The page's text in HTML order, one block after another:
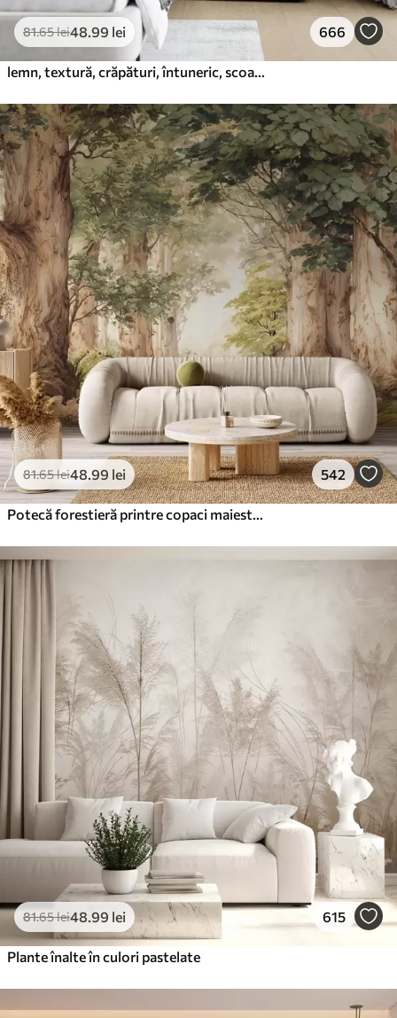
81.65lei48 .99 lei 666
81.65lei48 .99 lei 542
81.65lei48 .99 lei 615
Plante înalte în culori pastelate